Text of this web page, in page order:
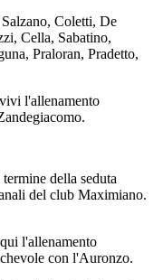
Coletti, De
Cella, Sabatino,
Praloran, Pradetto,
l'allenamento
della seduta
del club Maximiano.
l'allenamento
con l'Auronzo.